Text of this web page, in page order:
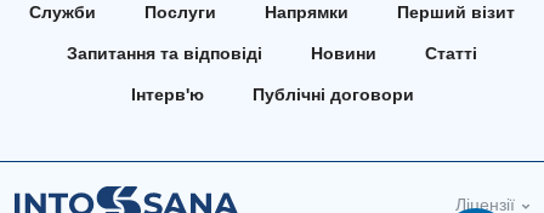
Служби Послуги Напрямки Перший візит
Запитання та відповіді Новини Статті
Інтерв'ю Публічні договори
Ліцензії